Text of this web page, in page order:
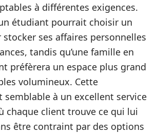
à différentes exigences.
étudiant pourrait choisir un
ses affaires personnelles
tandis qu’une famille en
préfèrera un espace plus grand
volumineux. Cette
semblable à un excellent service
chaque client trouve ce qui lui
être contraint par des options